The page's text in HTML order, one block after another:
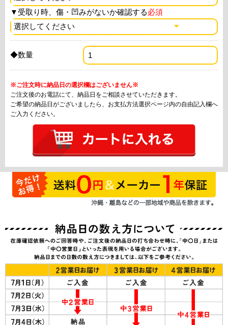
▼ 受取り時、傷・凹みがないか確認する必須
◆数量
※ご注文時に納品日の選択欄はございません※
ご注文後のお電話にて、納品日をご相談させていただきます。
ご希望の納品日がございましたら、お支払方法選択ページ内の自由記入欄へ
ご入力ください。